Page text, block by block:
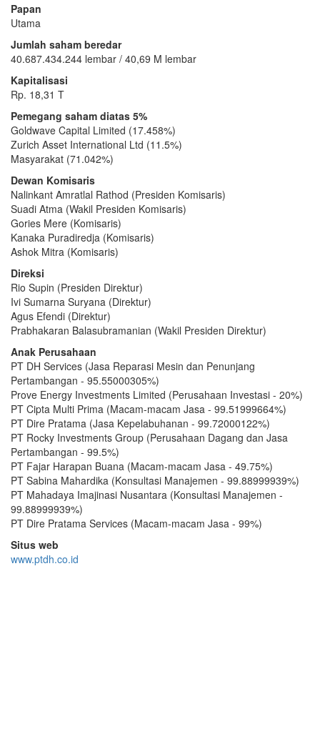
Papan
Utama
Jumlah saham beredar
40.687.434.244 lembar / 40,69 M lembar
Kapitalisasi
Rp. 18,31 T
Pemegang saham diatas 5%
Goldwave Capital Limited (17.458%)
Zurich Asset International Ltd (11.5%)
Masyarakat (71.042%)
Dewan Komisaris
Nalinkant Amratlal Rathod (Presiden Komisaris)
Suadi Atma (Wakil Presiden Komisaris)
Gories Mere (Komisaris)
Kanaka Puradiredja (Komisaris)
Ashok Mitra (Komisaris)
Direksi
Rio Supin (Presiden Direktur)
Ivi Sumarna Suryana (Direktur)
Agus Efendi (Direktur)
Prabhakaran Balasubramanian (Wakil Presiden Direktur)
Anak Perusahaan
PT DH Services (Jasa Reparasi Mesin dan Penunjang
Pertambangan - 95.55000305%)
Prove Energy Investments Limited (Perusahaan Investasi - 20%)
PT Cipta Multi Prima (Macam-macam Jasa - 99.51999664%)
PT Dire Pratama (Jasa Kepelabuhanan - 99.72000122%)
PT Rocky Investments Group (Perusahaan Dagang dan Jasa
Pertambangan - 99.5%)
PT Fajar Harapan Buana (Macam-macam Jasa - 49.75%)
PT Sabina Mahardika (Konsultasi Manajemen - 99.88999939%)
PT Mahadaya Imajinasi Nusantara (Konsultasi Manajemen -
99.88999939%)
PT Dire Pratama Services (Macam-macam Jasa - 99%)
Situs web
www.ptdh.co.id